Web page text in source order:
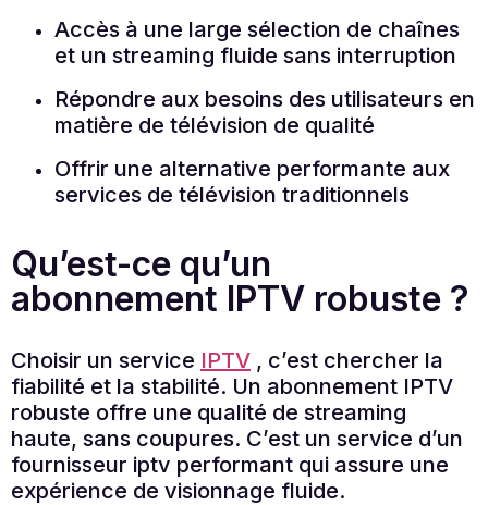
Accès à une large sélection de chaînes
et un streaming fluide sans interruption
Répondre aux besoins des utilisateurs en
matière de télévision de qualité
Offrir une alternative performante aux
services de télévision traditionnels
Qu’est-ce qu’un
abonnement IPTV robuste ?
Choisir un service IPTV , c’est chercher la
fiabilité et la stabilité. Un abonnement IPTV
robuste offre une qualité de streaming
haute, sans coupures. C’est un service d’un
fournisseur iptv performant qui assure une
expérience de visionnage fluide.